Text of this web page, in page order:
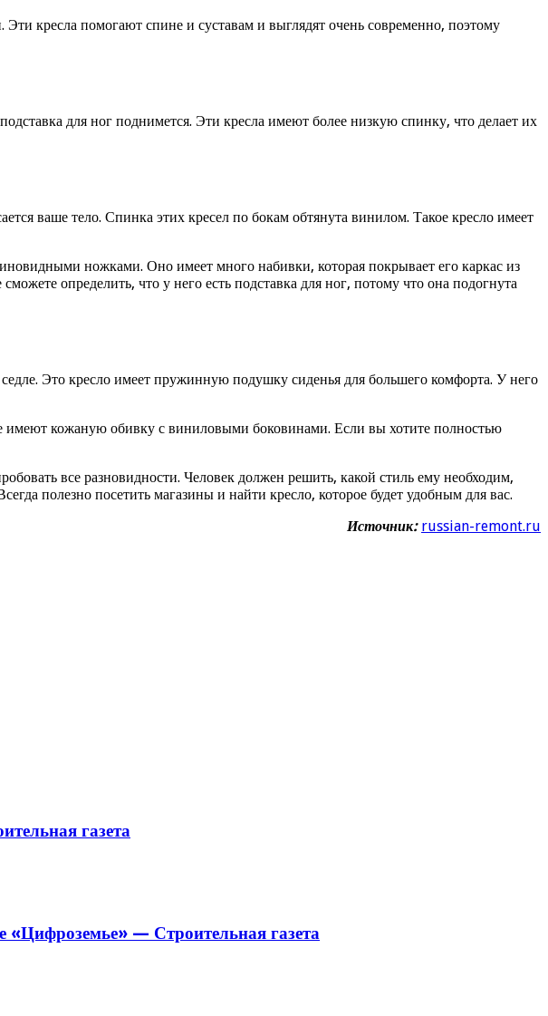
кресла помогают спине и суставам и выглядят очень современно, поэтому
для ног поднимется. Эти кресла имеют более низкую спинку, что делает их
ваше тело. Спинка этих кресел по бокам обтянута винилом. Такое кресло имеет
ножками. Оно имеет много набивки, которая покрывает его каркас из
определить, что у него есть подставка для ног, потому что она подогнута
Это кресло имеет пружинную подушку сиденья для большего комфорта. У него
имеют кожаную обивку с виниловыми боковинами. Если вы хотите полностью
все разновидности. Человек должен решить, какой стиль ему необходим,
полезно посетить магазины и найти кресло, которое будет удобным для вас.
Источник: russian-remont.ru
газета
— Строительная газета